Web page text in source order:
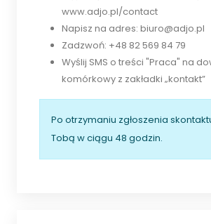
www.adjo.pl/contact
Napisz na adres: biuro@adjo.pl
Zadzwoń: +48 82 569 84 79
Wyślij SMS o treści "Praca" na
komórkowy z zakładki „kontakt”
Po otrzymaniu zgłoszenia
Tobą w ciągu 48 godzin.